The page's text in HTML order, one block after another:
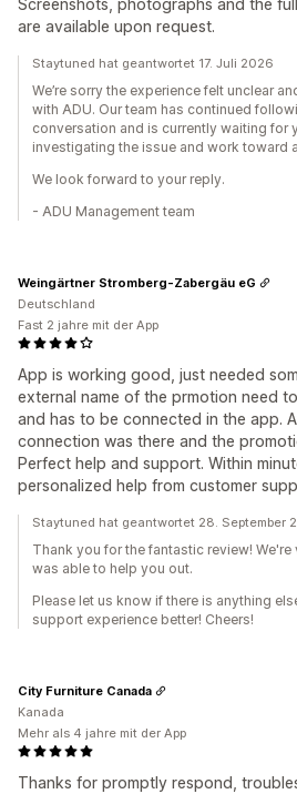
Screenshots, photographs and the
are available upon request.
Staytuned hat geantwortet 17. Juli 2026
We’re sorry the experience felt unclear
with ADU. Our team has continued
conversation and is currently waiting for
investigating the issue and work toward
We look forward to your reply.
- ADU Management team
App is working good, just needed
external name of the prmotion need
and has to be connected in the app.
connection was there and the
Perfect help and support. Within
personalized help from customer
Weingärtner Stromberg-Zabergäu eG
Deutschland
Fast 2 jahre mit der App
Staytuned hat geantwortet 28. September
Thank you for the fantastic review!
was able to help you out.
Please let us know if there is anything
support experience better! Cheers!
Thanks for promptly respond,
City Furniture Canada
Kanada
Mehr als 4 jahre mit der App